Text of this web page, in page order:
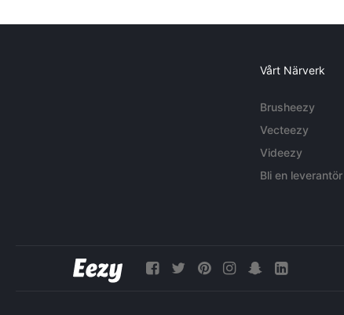
Vårt Närverk
Brusheezy
Vecteezy
Videezy
Bli en leverantör